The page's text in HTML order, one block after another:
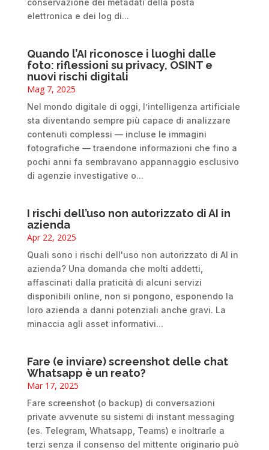
conservazione dei metadati della posta
elettronica e dei log di...
Quando l’AI riconosce i luoghi dalle
foto: riflessioni su privacy, OSINT e
nuovi rischi digitali
Mag 7, 2025
Nel mondo digitale di oggi, l’intelligenza artificiale
sta diventando sempre più capace di analizzare
contenuti complessi — incluse le immagini
fotografiche — traendone informazioni che fino a
pochi anni fa sembravano appannaggio esclusivo
di agenzie investigative o...
I rischi dell’uso non autorizzato di AI in
azienda
Apr 22, 2025
Quali sono i rischi dell'uso non autorizzato di AI in
azienda? Una domanda che molti addetti,
affascinati dalla praticità di alcuni servizi
disponibili online, non si pongono, esponendo la
loro azienda a danni potenziali anche gravi. La
minaccia agli asset informativi...
Fare (e inviare) screenshot delle chat
Whatsapp è un reato?
Mar 17, 2025
Fare screenshot (o backup) di conversazioni
private avvenute su sistemi di instant messaging
(es. Telegram, Whatsapp, Teams) e inoltrarle a
terzi senza il consenso del mittente originario può